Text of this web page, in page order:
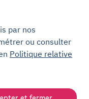
par nos
ou consulter
Politique relative